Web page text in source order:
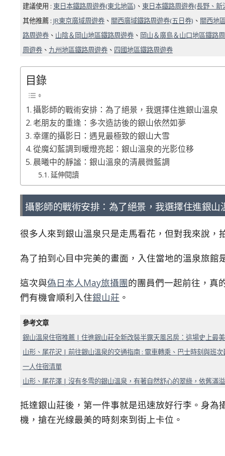
建議使用 : 東日本鐵路周遊券(東北地區) 、 東日本鐵路周遊券(長野、新
其他推薦 : JR東京廣域周遊券 、 關西廣域鐵路周遊券(五日券) 、 關西地
路周遊券 、 山陰＆岡山地區鐵路周遊券 、 岡山＆廣島＆山口地區鐵路
周遊券 、 九州地區鐵路周遊券 、 四國地區鐵路周遊券
目錄
攝影師的戰術安排：為了絕景，我選擇住進銀山溫泉
老朋友的重逢：多次造訪後的銀山依然如夢
幸運的攝影日：遇見最極致的銀山大雪
從魔幻藍調到暖燈亮起：銀山溫泉的光影位移
晨曦中的靜謐：銀山溫泉的清晨微藍調
延伸閱讀
攝影師的戰術安排：為了絕景，我選擇住進銀山
很多人來到銀山溫泉只是走馬看花，但對我來說，
為了拍到心目中完美的畫面，入住當地的溫泉旅館
這次與偽日本人May旅攝團的團員們一起前往，真
們有機會順利入住銀山莊 。
參考文章
銀山溫泉住宿推薦 | 住進銀山莊全新改裝半露天風呂房：這場史上最
山形、尾花沢 | 前往銀山溫泉的交通指南 : 電車轉乘、巴士時刻與班
一人住宿清單
山形、尾花澤 | 沒有冬雪的銀山溫泉，有著自然舒心的翠綠，依舊滿
抵達銀山莊後，第一件事就是迅速放好行李。身
機，搶在光線最美的時刻來到街上卡位。